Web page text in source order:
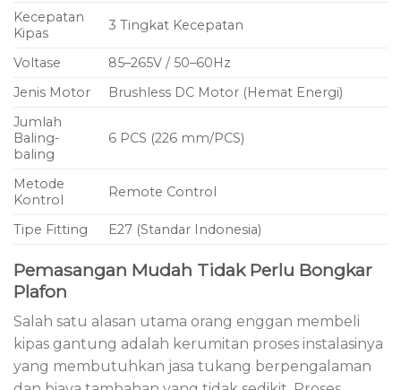
Kecepatan
Kipas
3 Tingkat Kecepatan
Voltase
85–265V / 50–60Hz
Jenis Motor
Brushless DC Motor (Hemat Energi)
Jumlah
Baling-
baling
6 PCS (226 mm/PCS)
Metode
Kontrol
Remote Control
Tipe Fitting E27 (Standar Indonesia)
Pemasangan Mudah Tidak Perlu Bongkar
Plafon
Salah satu alasan utama orang enggan membeli
kipas gantung adalah kerumitan proses instalasinya
yang membutuhkan jasa tukang berpengalaman